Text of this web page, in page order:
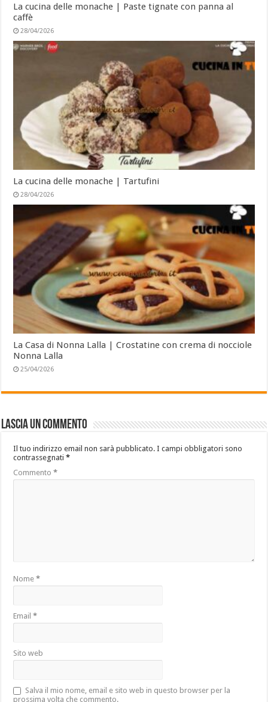
La cucina delle monache | Paste tignate con panna al
caffè
28/04/2026
La cucina delle monache | Tartufini
28/04/2026
La Casa di Nonna Lalla | Crostatine con crema di nocciole
Nonna Lalla
25/04/2026
Lascia un commento
Il tuo indirizzo email non sarà pubblicato. I campi obbligatori sono
contrassegnati*
Commento*
Nome*
Email*
Sito web
Salva il mio nome, email e sito web in questo browser per la
prossima volta che commento.